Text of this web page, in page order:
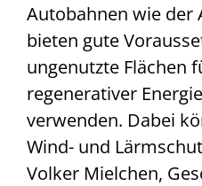
Autobahnen wie der
bieten gute
ungenutzte Flächen
regenerativer
verwenden. Dabei
Wind- und
Volker Mielchen,